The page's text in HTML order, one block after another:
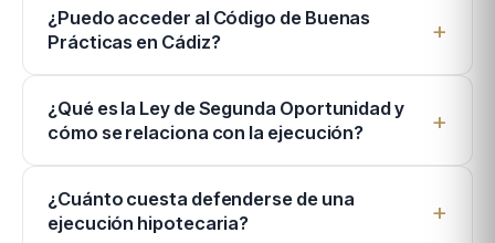
¿Puedo acceder al Código de Buenas
Prácticas en Cádiz?
¿Qué es la Ley de Segunda Oportunidad y
cómo se relaciona con la ejecución?
¿Cuánto cuesta defenderse de una
ejecución hipotecaria?